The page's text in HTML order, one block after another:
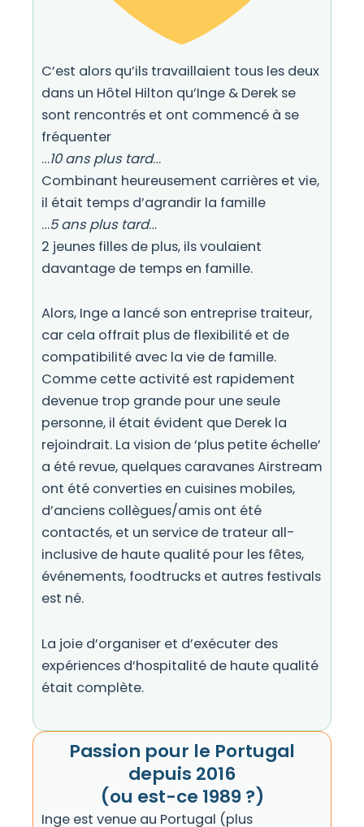
C’est alors qu’ils travaillaient tous les deux
dans un Hôtel Hilton qu’Inge & Derek se
sont rencontrés et ont commencé à se
fréquenter
…10 ans plus tard…
Combinant heureusement carrières et vie,
il était temps d’agrandir la famille
…5 ans plus tard…
2 jeunes filles de plus, ils voulaient
davantage de temps en famille.
Alors, Inge a lancé son entreprise traiteur,
car cela offrait plus de flexibilité et de
compatibilité avec la vie de famille.
Comme cette activité est rapidement
devenue trop grande pour une seule
personne, il était évident que Derek la
rejoindrait. La vision de ‘plus petite échelle’
a été revue, quelques caravanes Airstream
ont été converties en cuisines mobiles,
d’anciens collègues/amis ont été
contactés, et un service de trateur all-
inclusive de haute qualité pour les fêtes,
événements, foodtrucks et autres festivals
est né.
La joie d’organiser et d’exécuter des
expériences d’hospitalité de haute qualité
était complète.
Passion pour le Portugal
depuis 2016
(ou est-ce 1989 ?)
Inge est venue au Portugal (plus